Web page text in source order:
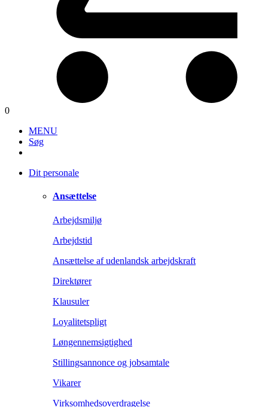
0
MENU
Søg
Dit personale
Ansættelse
Arbejdsmiljø
Arbejdstid
Ansættelse af udenlandsk arbejdskraft
Direktører
Klausuler
Loyalitetspligt
Løngennemsigtighed
Stillingsannonce og jobsamtale
Vikarer
Virksomhedsoverdragelse